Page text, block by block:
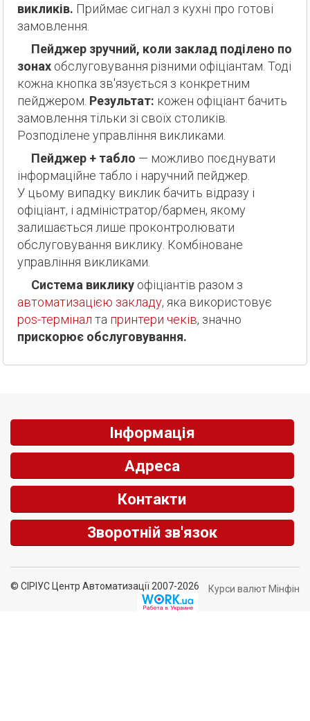
викликів. Приймає сигнал з кухні про готові
замовлення.
Пейджер зручний, коли заклад поділено по
зонах обслуговування різними офіціантам. Тоді
кожна кнопка зв'язується з конкретним
пейджером. Результат: кожен офіціант бачить
замовлення тільки зі своїх столиків.
Розподілене управління викликами.
Пейджер + табло — можливо поєднувати
інформаційне табло і наручний пейджер.
У цьому випадку виклик бачить відразу і
офіціант, і адміністратор/бармен, якому
залишається лише проконтролювати
обслуговування виклику. Комбіноване
управління викликами.
Система виклику офіціантів разом з
автоматизацією закладу, яка використовує
pos-термінал та принтери чеків, значно
прискорює обслуговування.
Інформація
Адреса
Контакти
Зворотній зв'язок
© СІРІУС Центр Автоматизації 2007-2026 Курси валют Мінфін